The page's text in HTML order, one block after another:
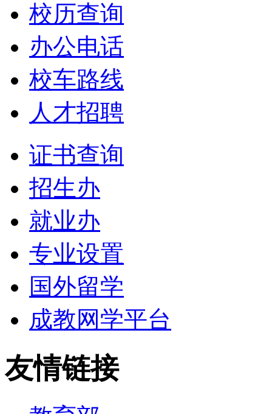
校历查询
办公电话
校车路线
人才招聘
证书查询
招生办
就业办
专业设置
国外留学
成教网学平台
友情链接